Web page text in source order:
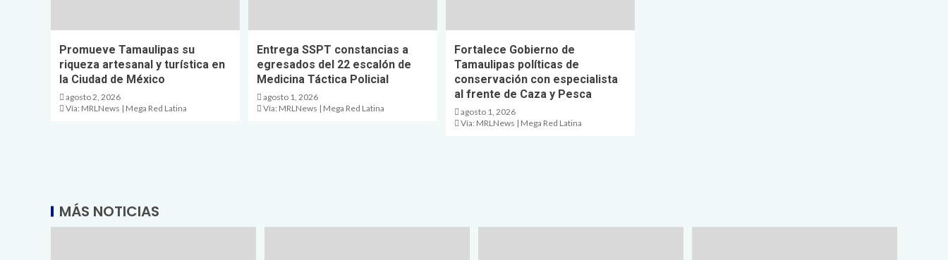
Promueve Tamaulipas su
riqueza artesanal y turística en
la Ciudad de México
agosto 2, 2026
Vía: MRLNews | Mega Red Latina
Entrega SSPT constancias a
egresados del 22 escalón de
Medicina Táctica Policial
agosto 1, 2026
Vía: MRLNews | Mega Red Latina
Fortalece Gobierno de
Tamaulipas políticas de
conservación con especialista
al frente de Caza y Pesca
agosto 1, 2026
Vía: MRLNews | Mega Red Latina
MÁS NOTICIAS